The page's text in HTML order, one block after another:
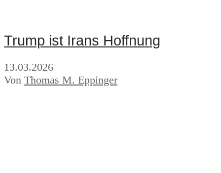
Trump ist Irans Hoffnung
13.03.2026
Von Thomas M. Eppinger